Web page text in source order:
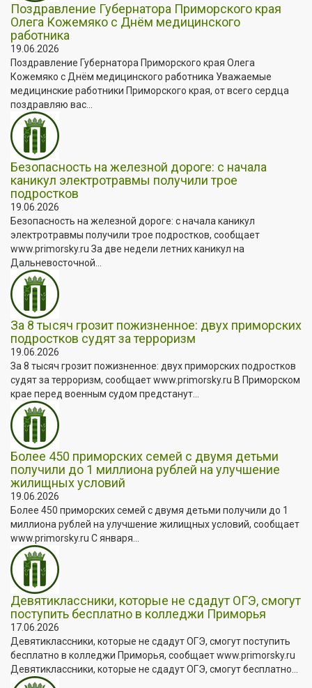
Поздравление Губернатора Приморского края
Олега Кожемяко с Днём медицинского
работника
19.06.2026
Поздравление Губернатора Приморского края Олега
Кожемяко с Днём медицинского работника Уважаемые
медицинские работники Приморского края, от всего сердца
поздравляю вас...
Безопасность на железной дороге: с начала
каникул электротравмы получили трое
подростков
19.06.2026
Безопасность на железной дороге: с начала каникул
электротравмы получили трое подростков, сообщает
www.primorsky.ru За две недели летних каникул на
Дальневосточной...
За 8 тысяч грозит пожизненное: двух приморских
подростков судят за терроризм
19.06.2026
За 8 тысяч грозит пожизненное: двух приморских подростков
судят за терроризм, сообщает www.primorsky.ru В Приморском
крае перед военным судом предстанут...
Более 450 приморских семей с двумя детьми
получили до 1 миллиона рублей на улучшение
жилищных условий
19.06.2026
Более 450 приморских семей с двумя детьми получили до 1
миллиона рублей на улучшение жилищных условий, сообщает
www.primorsky.ru С января...
Девятиклассники, которые не сдадут ОГЭ, смогут
поступить бесплатно в колледжи Приморья
17.06.2026
Девятиклассники, которые не сдадут ОГЭ, смогут поступить
бесплатно в колледжи Приморья, сообщает www.primorsky.ru
Девятиклассники, которые не сдадут ОГЭ, смогут бесплатно...